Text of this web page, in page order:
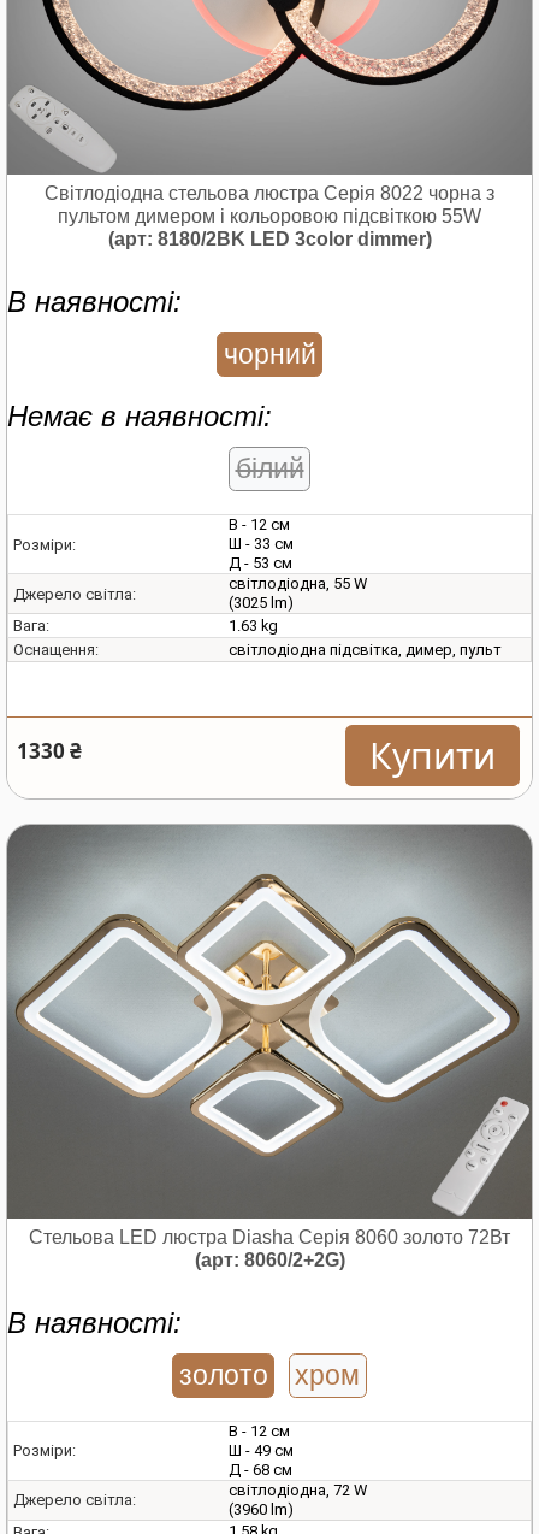
Світлодіодна стельова люстра Серія 8022 чорна з
пультом димером і кольоровою підсвіткою 55W
(арт: 8180/2BK LED 3color dimmer)
В наявності:
чорний
Немає в наявності:
білий
Розміри:
В - 12 см
Ш - 33 см
Д - 53 см
Джерело світла:
світлодіодна, 55 W
(3025 lm)
Вага:
1.63 kg
Оснащення:
світлодіодна підсвітка, димер, пульт
1330 ₴ Купити
Стельова LED люстра Diasha Серія 8060 золото 72Вт
(арт: 8060/2+2G)
В наявності:
золото хром
Розміри:
В - 12 см
Ш - 49 см
Д - 68 см
Джерело світла:
світлодіодна, 72 W
(3960 lm)